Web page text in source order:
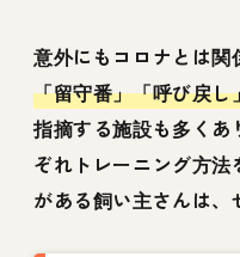
意外にもコロナとは関
「留守番」「呼び戻
指摘する施設も多く
ぞれトレーニング方
がある飼い主さんは、